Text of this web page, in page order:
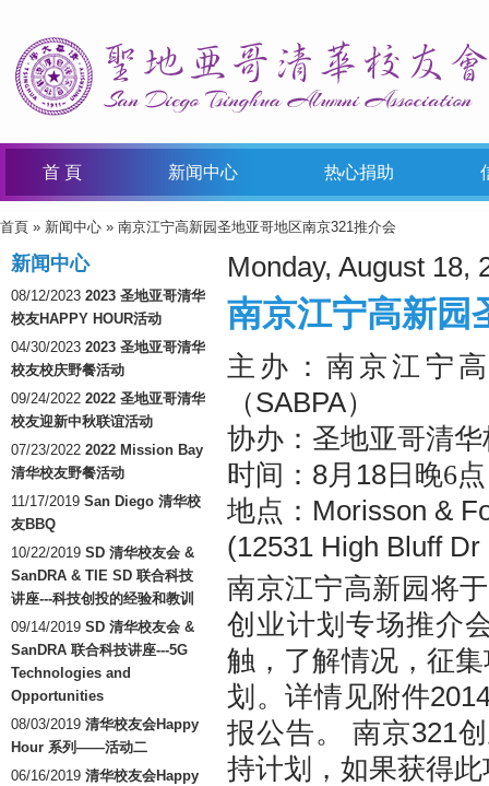
首 頁 新闻中心 热心捐助
You Are Here
首頁 » 新闻中心 » 南京江宁高新园圣地亚哥地区南京321推介会
新闻中心
08/12/2023 2023 圣地亚哥清华
校友HAPPY HOUR活动
04/30/2023 2023 圣地亚哥清华
校友校庆野餐活动
09/24/2022 2022 圣地亚哥清华
校友迎新中秋联谊活动
07/23/2022 2022 Mission Bay
清华校友野餐活动
11/17/2019 San Diego 清华校
友BBQ
10/22/2019 SD 清华校友会 &
SanDRA & TIE SD 联合科技
讲座---科技创投的经验和教训
09/14/2019 SD 清华校友会 &
SanDRA 联合科技讲座---5G
Technologies and
Opportunities
08/03/2019 清华校友会Happy
Hour 系列——活动二
06/16/2019 清华校友会Happy
Monday, August 18,
南京江宁高新园
主办：南京江宁
（SABPA）
协办：圣地亚哥清
时间： 8月 18日晚6点
地点： Morisson &
(12531 High Bluff
南京江宁高新园将
创业计划专场推介
触，了解情况，征
划。详情见附件
报公告。 南京321
持计划，如果获得